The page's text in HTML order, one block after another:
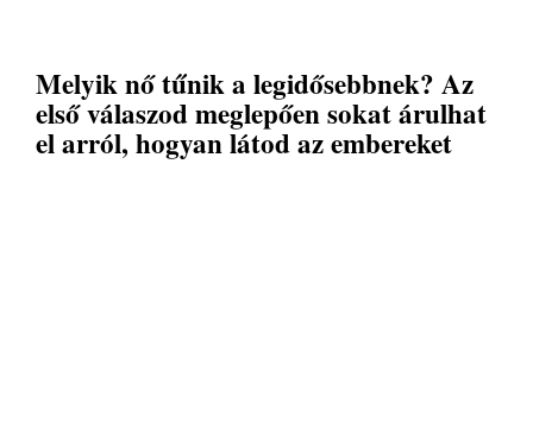
Melyik nő tűnik a legidősebbnek? Az
első válaszod meglepően sokat árulhat
el arról, hogyan látod az embereket